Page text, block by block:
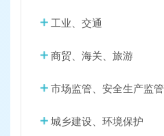
工业、交通
商贸、海关、旅游
市场监管、安全生产监管
城乡建设、环境保护